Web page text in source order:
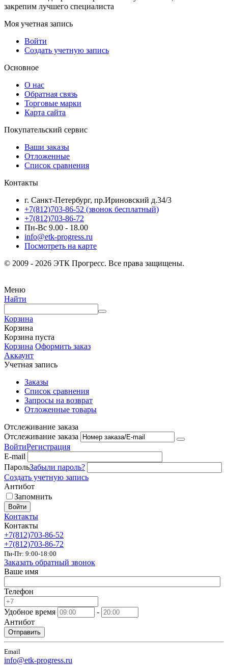
закрепим лучшего специалиста
Моя учетная запись
Войти
Создать учетную запись
Основное
О нас
Обратная связь
Торговые марки
Карта сайта
Покупательский сервис
Ваши заказы
Отложенные
Список сравнения
Контакты
г. Санкт-Петербург, пр.Ириновский д.34/3
+7(812)703-86-52 (звонок бесплатный)
+7(812)703-86-72
Пн-Вс 9.00 - 18.00
info@etk-progress.ru
Посмотреть на карте
© 2009 - 2026 ЭТК Прогресс. Все права защищены.
Меню
Найти
Корзина
Корзина
Корзина пуста
Корзина Оформить заказ
Аккаунт
Учетная запись
Заказы
Список сравнения
Запросы на возврат
Отложенные товары
Отслеживание заказа
Отслеживание заказа
ВойтиРегистрация
E-mail
ПарольЗабыли пароль?
Создать учетную запись
Антибот
Запомнить
Войти
Контакты
Контакты
+7(812)703-86-52
+7(812)703-86-72
Пн-Пт: 9:00-18:00
Заказать обратный звонок
Ваше имя
Телефон
Удобное время
-
Антибот
Отправить
Email
info@etk-progress.ru